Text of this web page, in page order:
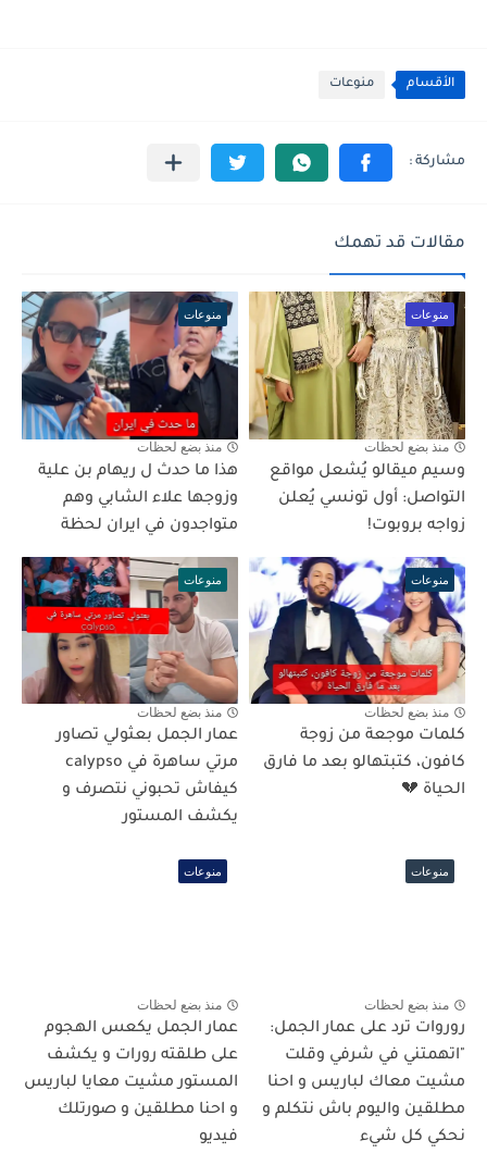
الأقسام منوعات
مقالات قد تهمك
منوعات
منذ بضع لحظات
وسيم ميقالو يُشعل مواقع
التواصل: أول تونسي يُعلن
زواجه بروبوت!
منوعات
منذ بضع لحظات
هذا ما حدث ل ريهام بن علية
وزوجها علاء الشابي وهم
متواجدون في ايران لحظة
منوعات
منذ بضع لحظات
كلمات موجعة من زوجة
كافون، كتبتهالو بعد ما فارق
الحياة 💔
منوعات
منذ بضع لحظات
عمار الجمل بعثولي تصاور
مرتي ساهرة في calypso
كيفاش تحبوني نتصرف و
يكشف المستور
منوعات
منذ بضع لحظات
روروات ترد على عمار الجمل:
"اتهمتني في شرفي وقلت
مشيت معاك لباريس و احنا
مطلقين واليوم باش نتكلم و
نحكي كل شيء
منوعات
منذ بضع لحظات
عمار الجمل يكعس الهجوم
على طلقته رورات و يكشف
المستور مشيت معايا لباريس
و احنا مطلقين و صورتلك
فيديو